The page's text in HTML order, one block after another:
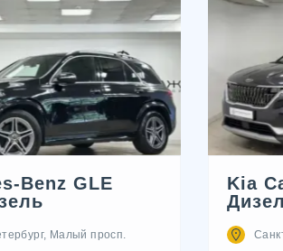
Benz GLE
Малый просп.
Kia